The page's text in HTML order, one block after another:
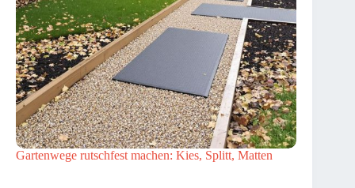
Gartenwege rutschfest machen: Kies, Splitt, Matten